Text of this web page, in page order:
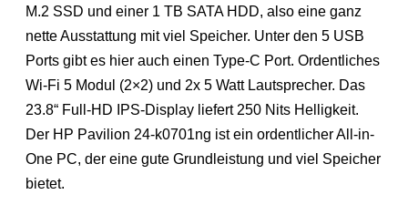
M.2 SSD und einer 1 TB SATA HDD, also eine ganz
nette Ausstattung mit viel Speicher. Unter den 5 USB
Ports gibt es hier auch einen Type-C Port. Ordentliches
Wi-Fi 5 Modul (2×2) und 2x 5 Watt Lautsprecher. Das
23.8“ Full-HD IPS-Display liefert 250 Nits Helligkeit.
Der HP Pavilion 24-k0701ng ist ein ordentlicher All-in-
One PC, der eine gute Grundleistung und viel Speicher
bietet.